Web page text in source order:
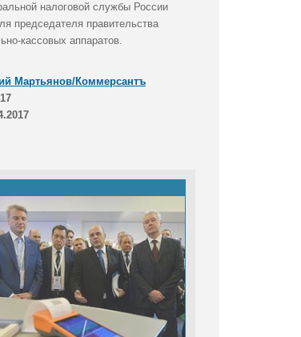
налоговой службы России
председателя правительства
кассовых аппаратов.
Мартьянов/Коммерсантъ